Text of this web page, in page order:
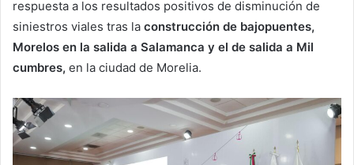
respuesta a los resultados positivos de disminución de
siniestros viales tras la construcción de bajopuentes,
Morelos en la salida a Salamanca y el de salida a Mil
cumbres, en la ciudad de Morelia.